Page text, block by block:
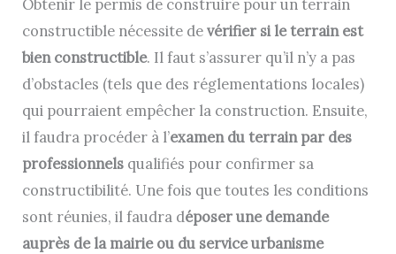
Obtenir le permis de construire pour un terrain
constructible nécessite devérifier si le terrain est
bien constructible. Il faut s’assurer qu’il n’y a pas
d’obstacles (tels que des réglementations locales)
qui pourraient empêcher la construction. Ensuite,
il faudra procéder à l’examen du terrain par des
professionnels qualifiés pour confirmer sa
constructibilité. Une fois que toutes les conditions
sont réunies, il faudra déposer une demande
auprès de la mairie ou du service urbanisme